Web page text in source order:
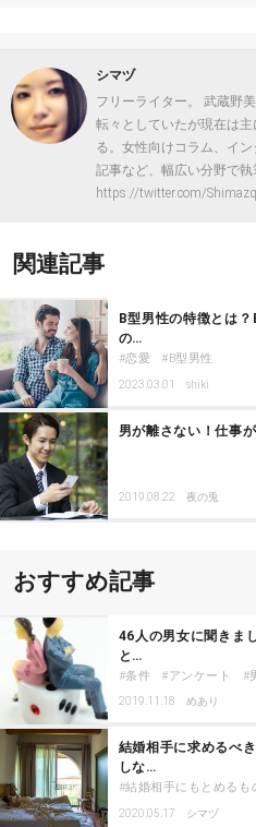
シマヅ
フリーライター。 武蔵野
転々としていたが現在は
る。女性向けコラム、イ
記事など、幅広い分野で
https://twitter.com/
関連記事
B型男性の特徴とは
の…
恋愛 B型男性
2023.03.01 shiki
男が離さない！仕事
2019.08.22 夜の兎
おすすめ記事
46人の男女に聞きま
と…
条件 アンケート
2019.11.18 めあり
結婚相手に求めるべ
しな…
結婚相手にもとめるも
2020.05.17 シマヅ